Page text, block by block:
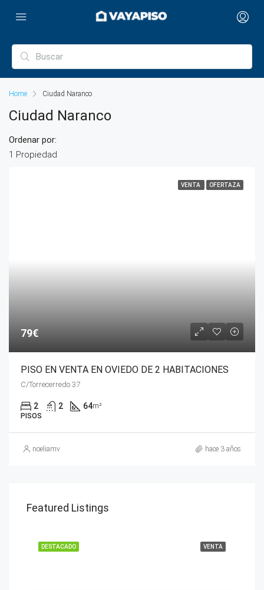
Home Ciudad Naranco
Ciudad Naranco
1 Propiedad
Ordenar por:
VENTA OFERTAZA
79€
PISO EN VENTA EN OVIEDO DE 2 HABITACIONES
C/Torrecerredo 37
2 2 64m²
PISOS
noeliamv hace 3 años
Featured Listings
VENTA
DESTACADO